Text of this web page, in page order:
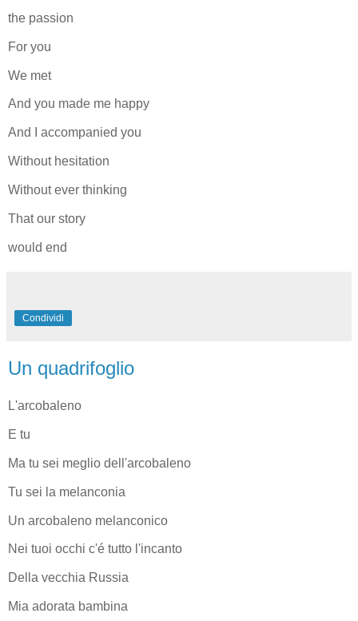
the passion
For you
We met
And you made me happy
And I accompanied you
Without hesitation
Without ever thinking
That our story
would end
Condividi
Un quadrifoglio
L'arcobaleno
E tu
Ma tu sei meglio dell'arcobaleno
Tu sei la melanconia
Un arcobaleno melanconico
Nei tuoi occhi c'é tutto l'incanto
Della vecchia Russia
Mia adorata bambina